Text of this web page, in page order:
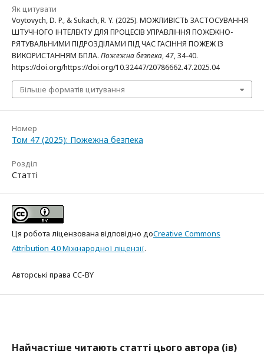
Як цитувати
Voytovych, D. P., & Sukach, R. Y. (2025). МОЖЛИВІСТЬ ЗАСТОСУВАННЯ
ШТУЧНОГО ІНТЕЛЕКТУ ДЛЯ ПРОЦЕСІВ УПРАВЛІННЯ ПОЖЕЖНО-
РЯТУВАЛЬНИМИ ПІДРОЗДІЛАМИ ПІД ЧАС ГАСІННЯ ПОЖЕЖ ІЗ
ВИКОРИСТАННЯМ БПЛА. Пожежна безпека,47, 34-40.
https://doi.org/https://doi.org/10.32447/20786662.47.2025.04
Більше форматів цитування
Номер
Том 47 (2025): Пожежна безпека
Розділ
Статті
Ця робота ліцензована відповідно доCreative Commons
Attribution 4.0 Міжнародної ліцензії.
Авторські права CC-BY
Найчастіше читають статті цього автора (ів)